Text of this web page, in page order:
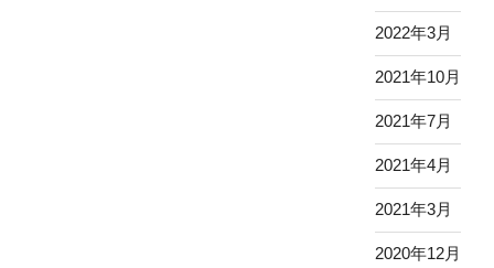
2022年3月
2021年10月
2021年7月
2021年4月
2021年3月
2020年12月